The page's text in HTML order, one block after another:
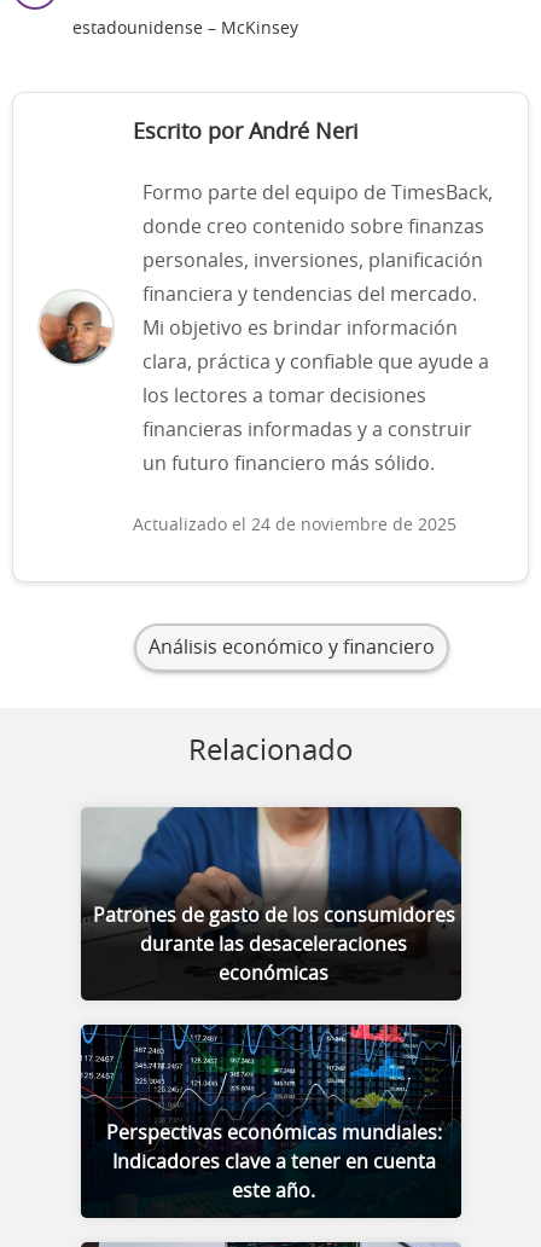
estadounidense – McKinsey
Escrito por André Neri
Formo parte del equipo de TimesBack,
donde creo contenido sobre finanzas
personales, inversiones, planificación
financiera y tendencias del mercado.
Mi objetivo es brindar información
clara, práctica y confiable que ayude a
los lectores a tomar decisiones
financieras informadas y a construir
un futuro financiero más sólido.
Actualizado el 24 de noviembre de 2025
Análisis económico y financiero
Relacionado
Patrones de gasto de los consumidores
durante las desaceleraciones
económicas
Perspectivas económicas mundiales:
Indicadores clave a tener en cuenta
este año.